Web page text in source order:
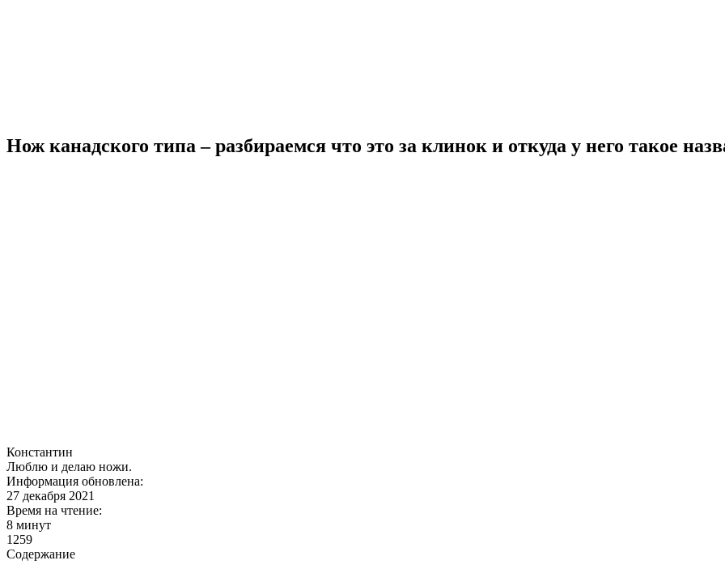
Нож канадского типа – разбираемся что это за клинок и откуда у него такое
Константин
Люблю и делаю ножи.
Информация обновлена:
27 декабря 2021
Время на чтение:
8 минут
1259
Содержание